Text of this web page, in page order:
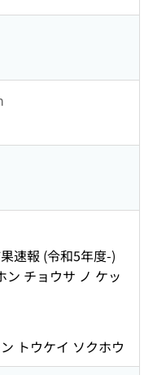
速報 (令和5年度-)
ン チョウサ ノ ケッ
トウケイ ソクホウ